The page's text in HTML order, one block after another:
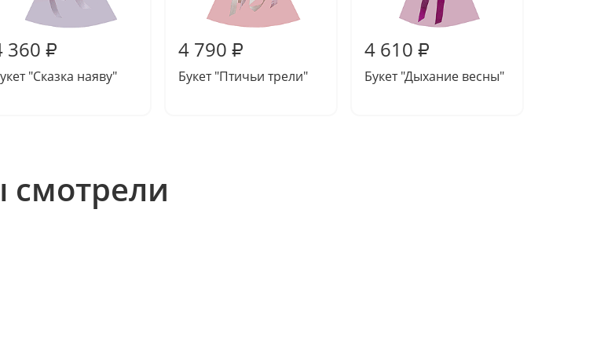
360 ₽
"Сказка наяву"
4 790 ₽
Букет "Птичьи трели"
4 610 ₽
Букет "Дыхание весны"
смотрели